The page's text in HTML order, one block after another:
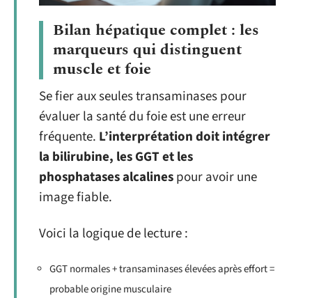
Bilan hépatique complet : les
marqueurs qui distinguent
muscle et foie
Se fier aux seules transaminases pour
évaluer la santé du foie est une erreur
fréquente. L’interprétation doit intégrer
la bilirubine, les GGT et les
phosphatases alcalinespour avoir une
image fiable.
Voici la logique de lecture :
GGT normales + transaminases élevées après effort =
probable origine musculaire